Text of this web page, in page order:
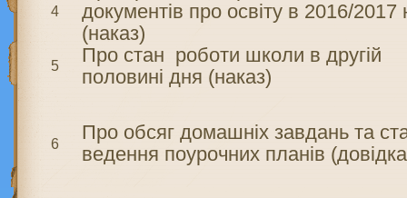
4
документів про освіту в 2016/2017
(наказ)
5
Про стан роботи школи в другій
половині дня (наказ)
6
Про обсяг домашніх завдань та
ведення поурочних планів